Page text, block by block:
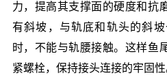
力，提高其支撑面的硬度和抗
有斜坡，与轨底和轨头的斜
时，不能与轨腰接触。这样鱼
紧螺栓，保持接头连接的牢固性